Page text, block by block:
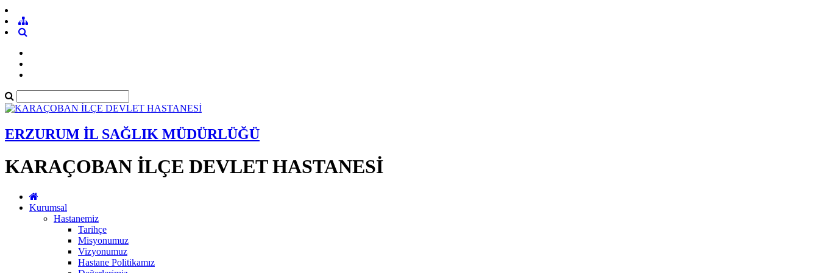
ERZURUM İL SAĞLIK MÜDÜRLÜĞÜ
KARAÇOBAN İLÇE DEVLET HASTANESİ
Kurumsal
Hastanemiz
Tarihçe
Misyonumuz
Vizyonumuz
Hastane Politikamız